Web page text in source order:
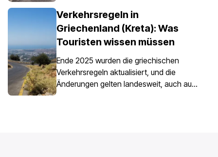
insbesondere in Stadtzentren, an Häfen,
in Fußgängerzonen und in
bewirtschafteten Parkbereichen. Die
landesweit, doch das Parken auf Kreta
erfordert besondere Aufmerksamkeit, da
die Insel historische Zentren, enge
Verkehrsregeln in
Griechenland (Kreta): Was
Touristen wissen müssen
Ende 2025 wurden die griechischen
Verkehrsregeln aktualisiert, und die
Änderungen gelten landesweit, auch auf